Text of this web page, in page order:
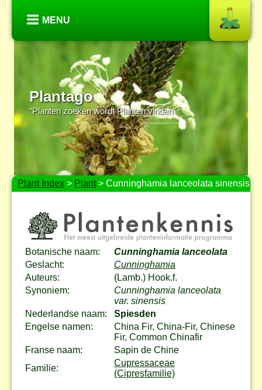
MENU
Plantago
“Planten zoeken wordt Planten vinden”
Plant Index > Plant> Cunninghamia lanceolata sinensis
Botanische naam:
Cunninghamia lanceolata
Geslacht:
Cunninghamia
Auteurs:
(Lamb.) Hook.f.
Synoniem:
Cunninghamia lanceolata
var. sinensis
Nederlandse naam:
Spiesden
Engelse namen:
China Fir, China-Fir, Chinese
Fir, Common Chinafir
Franse naam:
Sapin de Chine
Familie:
Cupressaceae
(Cipresfamilie)